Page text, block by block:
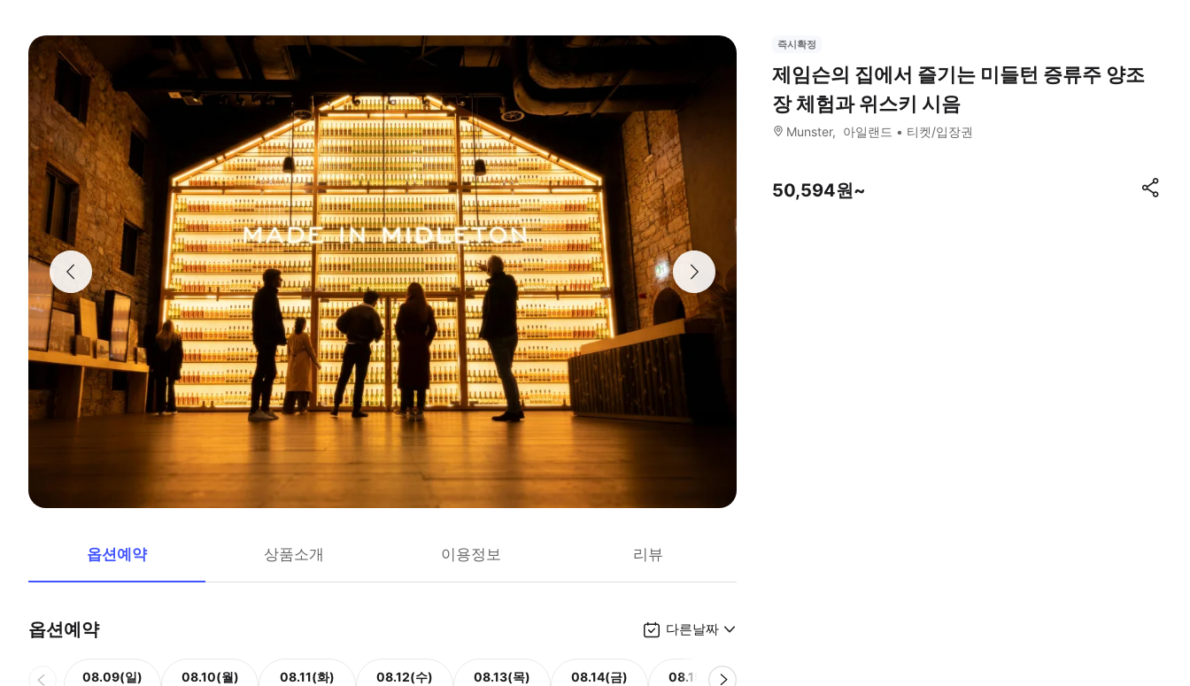
옵션예약 상품소개 이용정보 리뷰
옵션예약 다른날짜
08.09(일) 08.10(월) 08.11(화) 08.12(수) 08.13(목) 08.14(금) 08.15(토)
즉시확정
제임슨의 집에서 즐기는 미들턴 증류주 양조
장 체험과 위스키 시음
Munster 아일랜드 티켓/입장권
50,594원~